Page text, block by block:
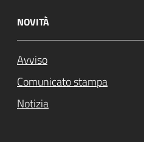
NOVITÀ
Avviso
Comunicato stampa
Notizia